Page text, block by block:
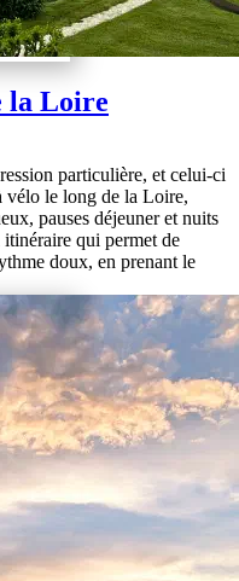
la Loire
particulière, et celui-ci
vélo le long de la Loire,
pauses déjeuner et nuits
itinéraire qui permet de
doux, en prenant le